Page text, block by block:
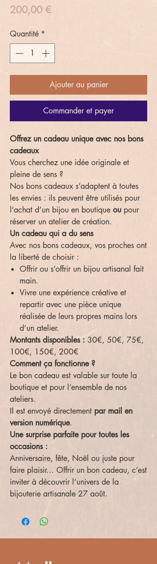
200,00 €Prix
Quantité *
Ajouter au panier
Commander et payer
Offrez un cadeau unique avec nos bons
cadeaux
Vous cherchez une idée originale et
pleine de sens ?
Nos bons cadeaux s’adaptent à toutes
les envies : ils peuvent être utilisés pour
l’achat d’un bijou en boutique ou pour
réserver un atelier de création.
Un cadeau qui a du sens
Avec nos bons cadeaux, vos proches ont
la liberté de choisir :
Offrir ou s’offrir un bijou artisanal fait
main.
Vivre une expérience créative et
repartir avec une pièce unique
réalisée de leurs propres mains lors
d’un atelier.
Montants disponibles : 30€, 50€, 75€,
100€, 150€, 200€
Comment ça fonctionne ?
Le bon cadeau est valable sur toute la
boutique et pour l’ensemble de nos
ateliers.
Il est envoyé directement par mail en
version numérique.
Une surprise parfaite pour toutes les
occasions :
Anniversaire, fête, Noël ou juste pour
faire plaisir… Offrir un bon cadeau, c’est
inviter à découvrir l’univers de la
bijouterie artisanale 27 août.